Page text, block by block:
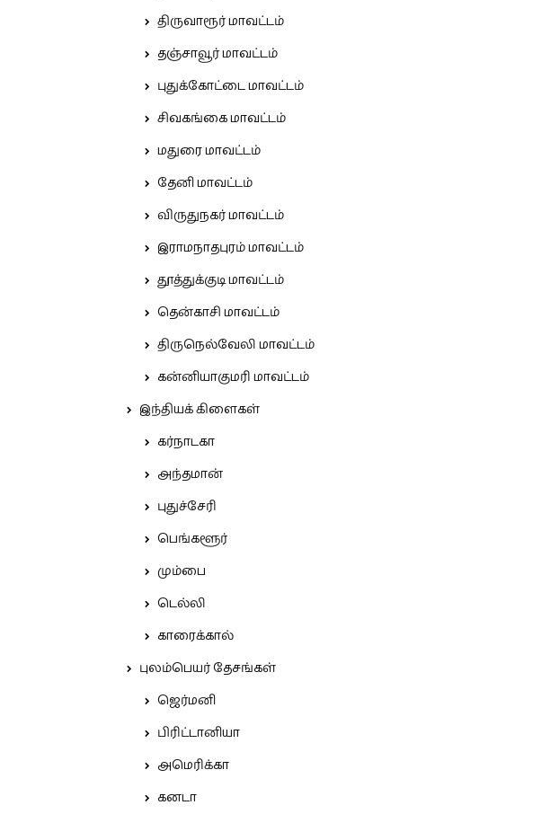
திருவாரூர் மாவட்டம்
தஞ்சாவூர் மாவட்டம்
புதுக்கோட்டை மாவட்டம்
சிவகங்கை மாவட்டம்
மதுரை மாவட்டம்
தேனி மாவட்டம்
விருதுநகர் மாவட்டம்
இராமநாதபுரம் மாவட்டம்
தூத்துக்குடி மாவட்டம்
தென்காசி மாவட்டம்
திருநெல்வேலி மாவட்டம்
கன்னியாகுமரி மாவட்டம்
இந்தியக் கிளைகள்
கர்நாடகா
அந்தமான்
புதுச்சேரி
பெங்களூர்
மும்பை
டெல்லி
காரைக்கால்
புலம்பெயர் தேசங்கள்
ஜெர்மனி
பிரிட்டானியா
அமெரிக்கா
கனடா